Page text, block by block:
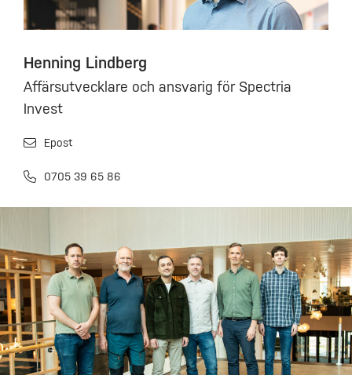
Henning Lindberg
Affärsutvecklare och ansvarig för Spectria
Invest
Epost
0705 39 65 86